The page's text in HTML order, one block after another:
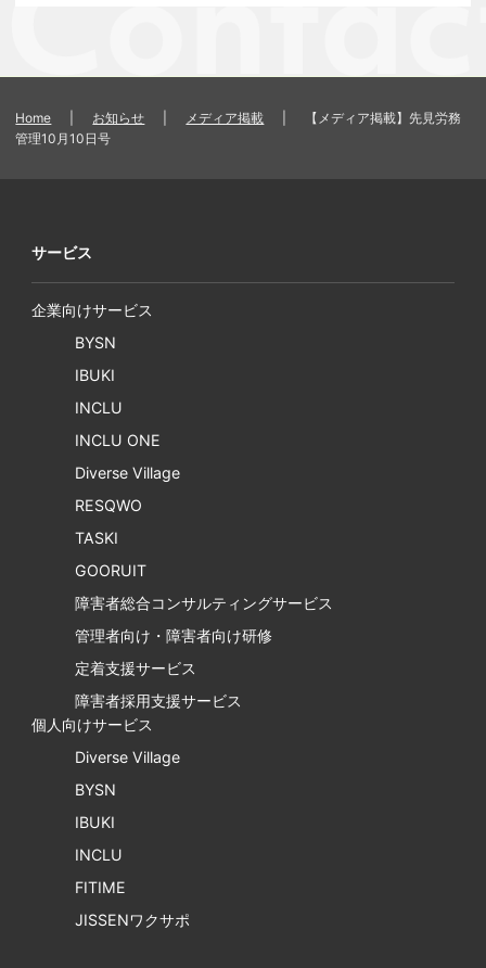
Home お知らせ メディア掲載
【メディア掲載】先見労務
管理10月10日号
サービス
企業向けサービス
BYSN
IBUKI
INCLU
INCLU ONE
Diverse Village
RESQWO
TASKI
GOORUIT
障害者総合コンサルティングサービス
管理者向け・障害者向け研修
定着支援サービス
障害者採用支援サービス
個人向けサービス
Diverse Village
BYSN
IBUKI
INCLU
FITIME
JISSENワクサポ